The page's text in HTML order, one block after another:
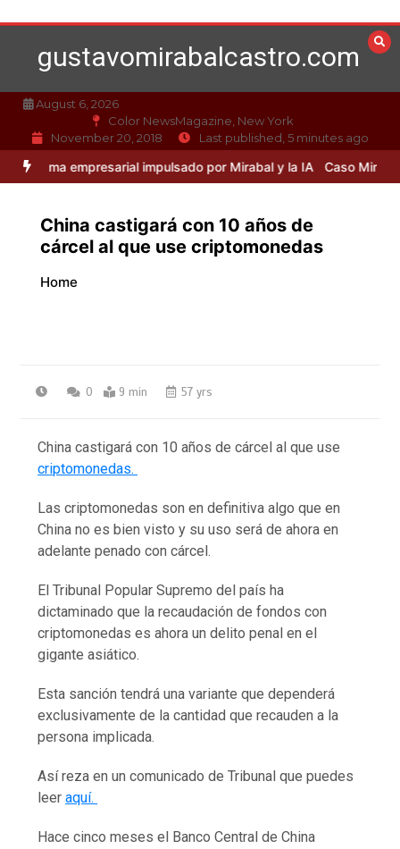
to
contentgustavomirabalcastro.com
August 6, 2026
Color NewsMagazine, New York
November 20, 2018
Last published, 5 minutes ago
impulsado por Mirabal y la IA Caso Mirabal: La ética
China castigará con 10 años de
cárcel al que use criptomonedas
Home
0 9 min 57 yrs
China castigará con 10 años de cárcel al que use
criptomonedas.
Las criptomonedas son en definitiva algo que en
China no es bien visto y su uso será de ahora en
adelante penado con cárcel.
El Tribunal Popular Supremo del país ha
dictaminado que la recaudación de fondos con
criptomonedas es ahora un delito penal en el
gigante asiático.
Esta sanción tendrá una variante que dependerá
exclusivamente de la cantidad que recauden a la
persona implicada.
Así reza en un comunicado de Tribunal que puedes
leeraquí.
Hace cinco meses el Banco Central de China